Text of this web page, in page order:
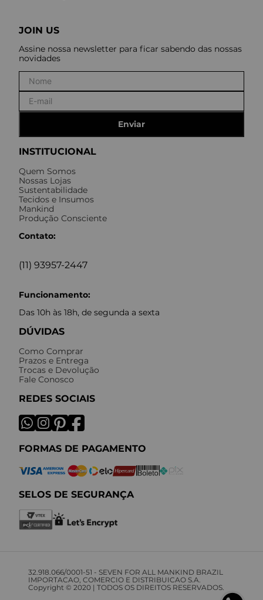
INSTITUCIONAL
Quem Somos
Nossas Lojas
Sustentabilidade
Tecidos e Insumos
Mankind
Produção Consciente
Contato:
(11) 93957-2447
Funcionamento:
Das 10h às 18h, de segunda a sexta
DÚVIDAS
Como Comprar
Prazos e Entrega
Trocas e Devolução
Fale Conosco
REDES SOCIAIS
FORMAS DE PAGAMENTO
SELOS DE SEGURANÇA
JOIN US
Assine nossa newsletter para ficar sabendo das nossas
novidades
Enviar
32.918.066/0001-51 - SEVEN FOR ALL MANKIND BRAZIL
IMPORTACAO, COMERCIO E DISTRIBUICAO S.A.
Copyright © 2020 | TODOS OS DIREITOS RESERVADOS.